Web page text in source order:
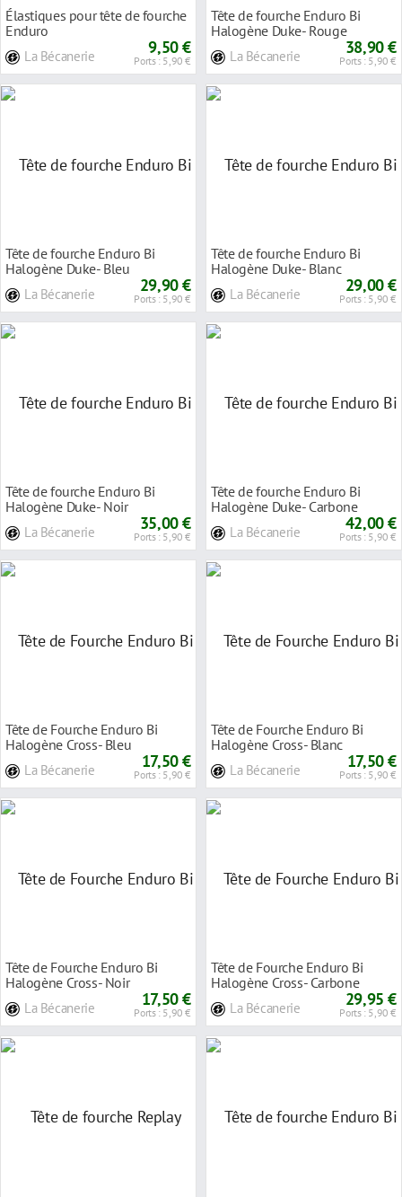
Élastiques pour tête de fourche
Enduro
La Bécanerie 9,50 €
Ports : 5,90 €
Tête de fourche Enduro Bi
Halogène Duke- Rouge
La Bécanerie 38,90 €
Ports : 5,90 €
Tête de fourche Enduro Bi
Halogène Duke- Bleu
La Bécanerie 29,90 €
Ports : 5,90 €
Tête de fourche Enduro Bi
Halogène Duke- Blanc
La Bécanerie 29,00 €
Ports : 5,90 €
Tête de fourche Enduro Bi
Halogène Duke- Noir
La Bécanerie 35,00 €
Ports : 5,90 €
Tête de fourche Enduro Bi
Halogène Duke- Carbone
La Bécanerie 42,00 €
Ports : 5,90 €
Tête de Fourche Enduro Bi
Halogène Cross- Bleu
La Bécanerie 17,50 €
Ports : 5,90 €
Tête de Fourche Enduro Bi
Halogène Cross- Blanc
La Bécanerie 17,50 €
Ports : 5,90 €
Tête de Fourche Enduro Bi
Halogène Cross- Noir
La Bécanerie 17,50 €
Ports : 5,90 €
Tête de Fourche Enduro Bi
Halogène Cross- Carbone
La Bécanerie 29,95 €
Ports : 5,90 €